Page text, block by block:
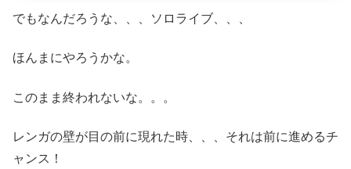
でもなんだろうな、、、ソロライブ、、、
ほんまにやろうかな。
このまま終われないな。。。
レンガの壁が目の前に現れた時、、、それは前に進めるチ
ャンス！